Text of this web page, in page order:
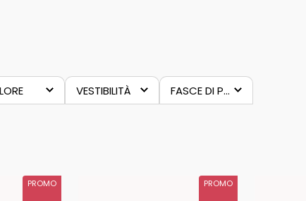
VESTIBILITÀ FASCE DI PREZZO
PROMO PROMO